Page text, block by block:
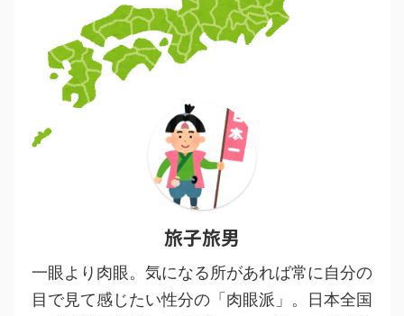
旅子旅男
一眼より肉眼。気になる所があれば常に自分の
目で見て感じたい性分の「肉眼派」。日本全国